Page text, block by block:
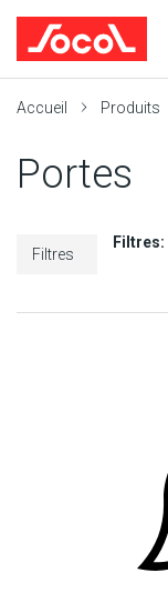
recherche
recherche
navigation
Accueil Produits
Portes
Filtres
Filtres: